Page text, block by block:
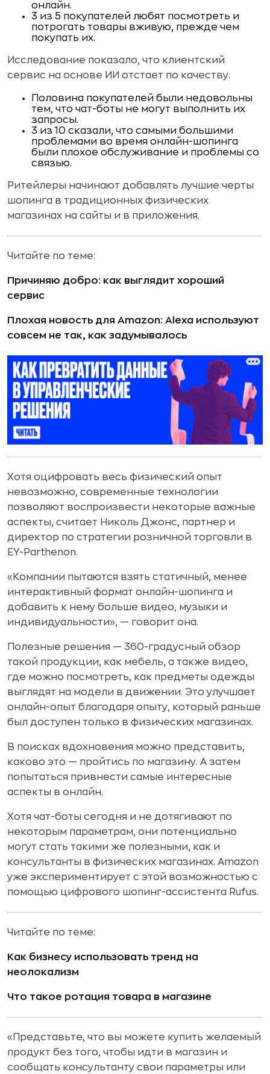
онлайн.
3 из 5 покупателей любят посмотреть и
потрогать товары вживую, прежде чем
покупать их.
Исследование показало, что клиентский
сервис на основе ИИ отстает по качеству.
Половина покупателей были недовольны
тем, что чат-боты не могут выполнить их
запросы.
3 из 10 сказали, что самыми большими
проблемами во время онлайн-шопинга
были плохое обслуживание и проблемы со
связью.
Ритейлеры начинают добавлять лучшие черты
шопинга в традиционных физических
магазинах на сайты и в приложения.
Читайте по теме:
Причиняю добро: как выглядит хороший
сервис
Плохая новость для Amazon: Alexa используют
совсем не так, как задумывалось
Хотя оцифровать весь физический опыт
невозможно, современные технологии
позволяют воспроизвести некоторые важные
аспекты, считает Николь Джонс, партнер и
директор по стратегии розничной торговли в
EY-Parthenon.
«Компании пытаются взять статичный, менее
интерактивный формат онлайн-шопинга и
добавить к нему больше видео, музыки и
индивидуальности», — говорит она.
Полезные решения — 360-градусный обзор
такой продукции, как мебель, а также видео,
где можно посмотреть, как предметы одежды
выглядят на модели в движении. Это улучшает
онлайн-опыт благодаря опыту, который раньше
был доступен только в физических магазинах.
В поисках вдохновения можно представить,
каково это — пройтись по магазину. А затем
попытаться привнести самые интересные
аспекты в онлайн.
Хотя чат-боты сегодня и не дотягивают по
некоторым параметрам, они потенциально
могут стать такими же полезными, как и
консультанты в физических магазинах. Amazon
уже экспериментирует с этой возможностью с
помощью цифрового шопинг-ассистента Rufus.
Читайте по теме:
Как бизнесу использовать тренд на
неолокализм
Что такое ротация товара в магазине
«Представьте, что вы можете купить желаемый
продукт без того, чтобы идти в магазин и
сообщать консультанту свои параметры или